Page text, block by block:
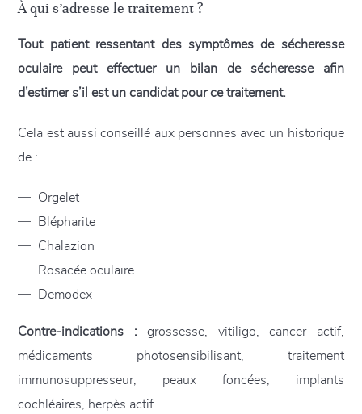
À qui s’adresse le traitement ?
Tout patient ressentant des symptômes de sécheresse
oculaire peut effectuer un bilan de sécheresse afin
d’estimer s’il est un candidat pour ce traitement.
Cela est aussi conseillé aux personnes avec un historique
de :
Orgelet
Blépharite
Chalazion
Rosacée oculaire
Demodex
Contre-indications : grossesse, vitiligo, cancer actif,
médicaments photosensibilisant, traitement
immunosuppresseur, peaux foncées, implants
cochléaires, herpès actif.